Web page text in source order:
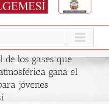
de los gases que
gana el
jóvenes